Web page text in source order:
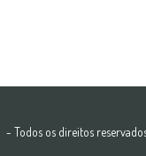
- Todos os direitos